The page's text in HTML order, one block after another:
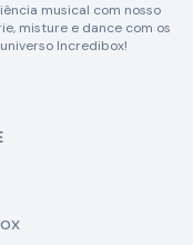
musical com nosso
misture e dance com os
Incredibox!